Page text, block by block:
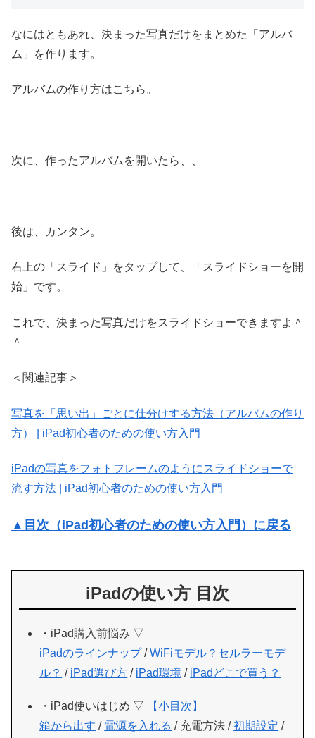
なにはともあれ、決まった写真だけをまとめた「アルバ
ム」を作ります。
アルバムの作り方はこちら。
次に、作ったアルバムを開いたら、、
後は、カンタン。
右上の「スライド」をタップして、「スライドショーを開
始」です。
これで、決まった写真だけをスライドショーできますよ＾
＾
＜関連記事＞
写真を「思い出」ごとに仕分けする方法（アルバムの作り
方） | iPad初心者のための使い方入門
iPadの写真をフォトフレームのようにスライドショーで
流す方法 | iPad初心者のための使い方入門
▲目次（iPad初心者のための使い方入門）に戻る
iPadの使い方 目次
・iPad購入前悩み ▽
iPadのラインナップ/WiFiモデル？セルラーモデ
ル？ / iPad選び方 / iPad環境 / iPadどこで買う？
・iPad使いはじめ ▽
【小目次】
箱から出す / 電源を入れる / 充電方法 /初期設定 /